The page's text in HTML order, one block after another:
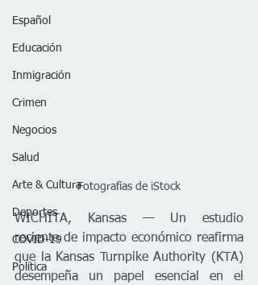
Español
Educación
Inmigración
Crimen
Negocios
Salud
Arte & Cultura
Deportes
COVID-19
Política
Fotografías de iStock
WICHITA, Kansas — Un estudio
reciente de impacto económico reafirma
que la Kansas Turnpike Authority (KTA)
desempeña un papel esencial en el